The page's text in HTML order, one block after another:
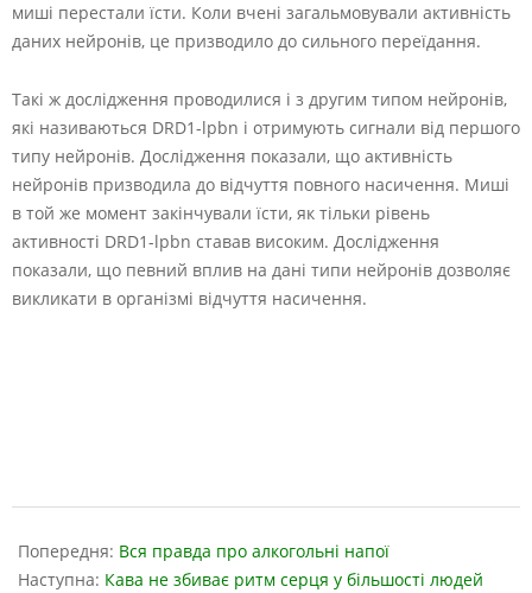
миші перестали їсти. Коли вчені загальмовували активність
даних нейронів, це призводило до сильного переїдання.
Такі ж дослідження проводилися і з другим типом нейронів,
які називаються DRD1-lpbn і отримують сигнали від першого
типу нейронів. Дослідження показали, що активність
нейронів призводила до відчуття повного насичення. Миші
в той же момент закінчували їсти, як тільки рівень
активності DRD1-lpbn ставав високим. Дослідження
показали, що певний вплив на дані типи нейронів дозволяє
викликати в організмі відчуття насичення.
05-
18
Попередня: Вся правда про алкогольні напої
Наступна: Кава не збиває ритм серця у більшості людей